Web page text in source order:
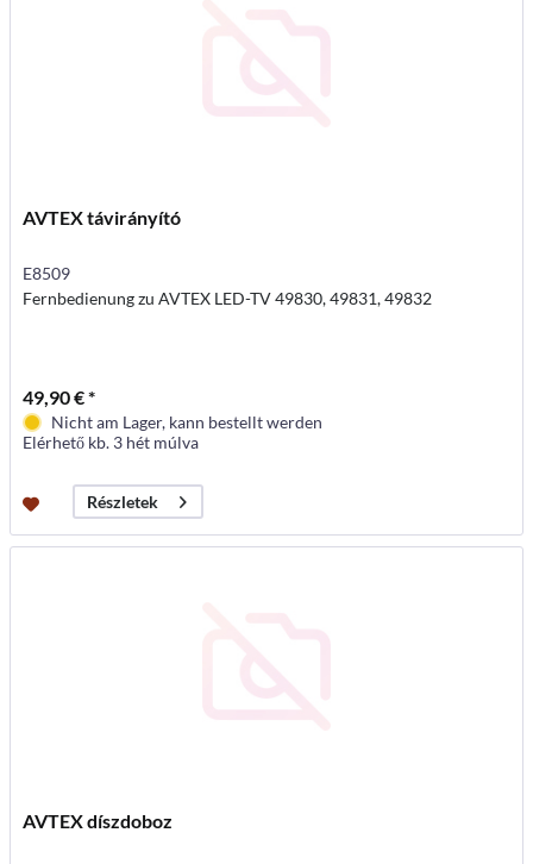
AVTEX távirányító
E8509
Fernbedienung zu AVTEX LED-TV 49830, 49831, 49832
49,90 € *
Nicht am Lager, kann bestellt werden
Elérhető kb. 3 hét múlva
Részletek
AVTEX díszdoboz